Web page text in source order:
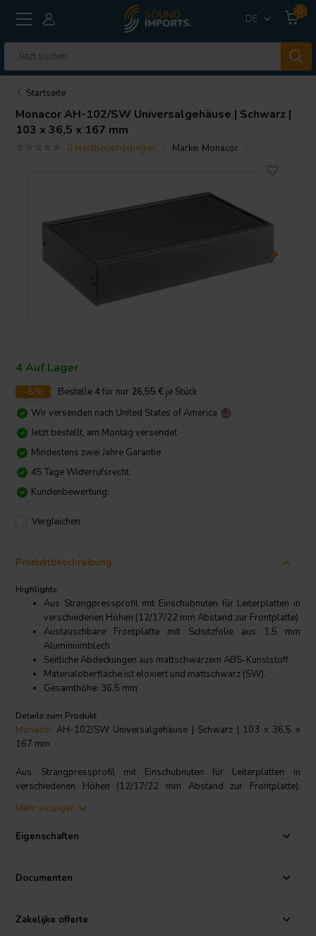
DE
0
Startseite
MonacorAH-102/SW Universalgehäuse | Schwarz |
103 x 36,5 x 167 mm
0 klantbeoordelingen Marke: Monacor
4 Auf Lager
-5% Bestelle4 für nur 26,55 € je Stück
Wir versenden nach United States of America
Jetzt bestellt, am Montag versendet
Mindestens zwei Jahre Garantie
45 Tage Widerrufsrecht
Kundenbewertung:
Vergleichen
Produktbeschreibung
Highlights
Aus Strangpressprofil mit Einschubnuten für Leiterplatten in
verschiedenen Höhen (12/17/22 mm Abstand zur Frontplatte)
Austauschbare Frontplatte mit Schutzfolie aus 1,5 mm
Aluminiumblech
Seitliche Abdeckungen aus mattschwarzem ABS-Kunststoff
Materialoberfläche ist eloxiert und mattschwarz (SW).
Gesamthöhe: 36,5 mm
Details zum Produkt
Monacor AH-102/SW Universalgehäuse | Schwarz | 103 x 36,5 x
167 mm
Aus Strangpressprofil mit Einschubnuten für Leiterplatten in
verschiedenen Höhen (12/17/22 mm Abstand zur Frontplatte).
Aluminiumblech 1,5 mm. Seitliche Abdeckung aus mattschwarzem
(SW).
Technische Daten
36,5 mm • Leiterplattenabmessungen: 100 x 160 mm • Gewicht:
Mehr anzeigen
Eigenschaften
Documenten
Zakelijke offerte